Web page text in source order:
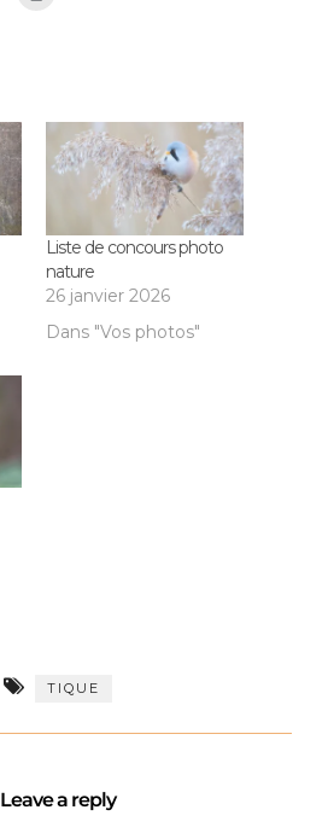
Liste de concours photo
nature
26 janvier 2026
Dans "Vos photos"
TIQUE
Leave a reply